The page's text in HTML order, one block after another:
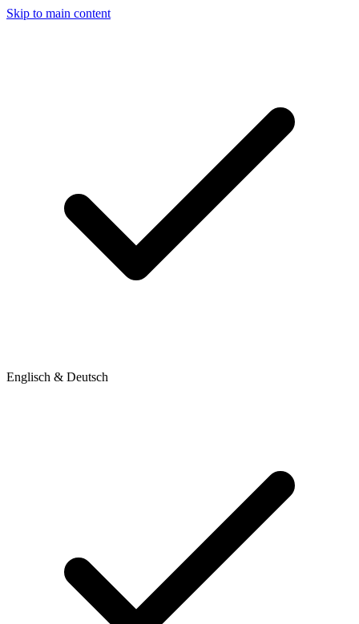
Skip to main content
Englisch & Deutsch